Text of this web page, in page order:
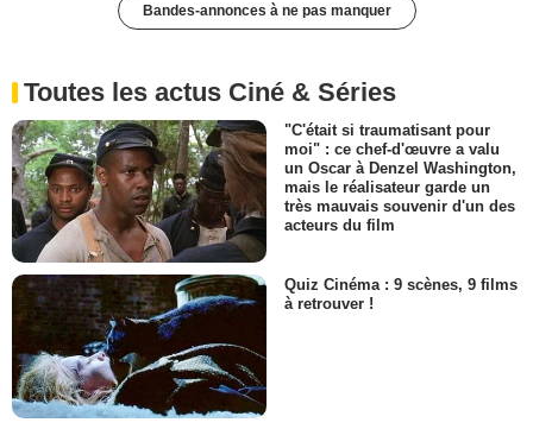
Bandes-annonces à ne pas manquer
Toutes les actus Ciné & Séries
"C'était si traumatisant pour
moi" : ce chef-d'œuvre a valu
un Oscar à Denzel Washington,
mais le réalisateur garde un
très mauvais souvenir d'un des
acteurs du film
Quiz Cinéma : 9 scènes, 9 films
à retrouver !